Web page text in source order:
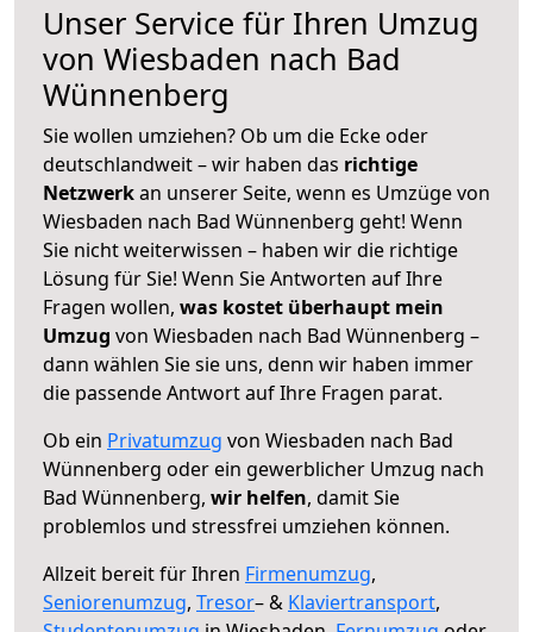
Unser Service für Ihren Umzug
von Wiesbaden nach Bad
Wünnenberg
Sie wollen umziehen? Ob um die Ecke oder
deutschlandweit – wir haben das richtige
Netzwerkan unserer Seite, wenn es Umzüge von
Wiesbaden nach Bad Wünnenberg geht! Wenn
Sie nicht weiterwissen – haben wir die richtige
Lösung für Sie! Wenn Sie Antworten auf Ihre
Fragen wollen, was kostet überhaupt mein
Umzug von Wiesbaden nach Bad Wünnenberg –
dann wählen Sie sie uns, denn wir haben immer
die passende Antwort auf Ihre Fragen parat.
Ob ein Privatumzug von Wiesbaden nach Bad
Wünnenberg oder ein gewerblicher Umzug nach
Bad Wünnenberg, wir helfen, damit Sie
problemlos und stressfrei umziehen können.
Allzeit bereit für Ihren Firmenumzug,
Seniorenumzug, Tresor– & Klaviertransport,